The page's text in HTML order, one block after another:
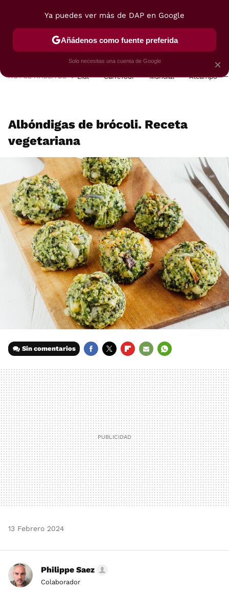
POSTRES VIAJES SELECCIÓN VEGUI
HOY SE HABLA DE Lidl Carrefour Mundial Alcampo
Albóndigas de brócoli. Receta
vegetariana
Sin comentarios
MAIL
13 Febrero 2024
Philippe Saez
Colaborador
×
Ya puedes ver más de DAP en Google
Añádenos como fuente preferida
Solo necesitas una cuenta de Google